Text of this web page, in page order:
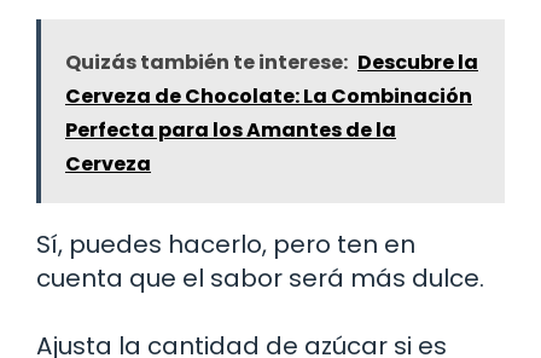
Quizás también te interese: Descubre la
Cerveza de Chocolate: La Combinación
Perfecta para los Amantes de la
Cerveza
Sí, puedes hacerlo, pero ten en
cuenta que el sabor será más dulce.
Ajusta la cantidad de azúcar si es